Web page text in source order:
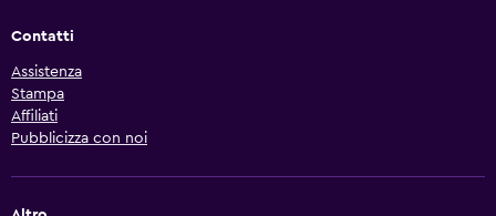
Contatti
Assistenza
Stampa
Affiliati
Pubblicizza con noi